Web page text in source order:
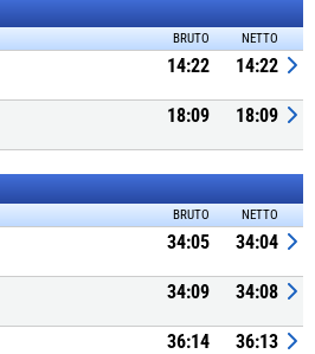
BRUTO NETTO
14:22 14:22
18:09 18:09
BRUTO NETTO
34:05 34:04
34:09 34:08
36:14 36:13